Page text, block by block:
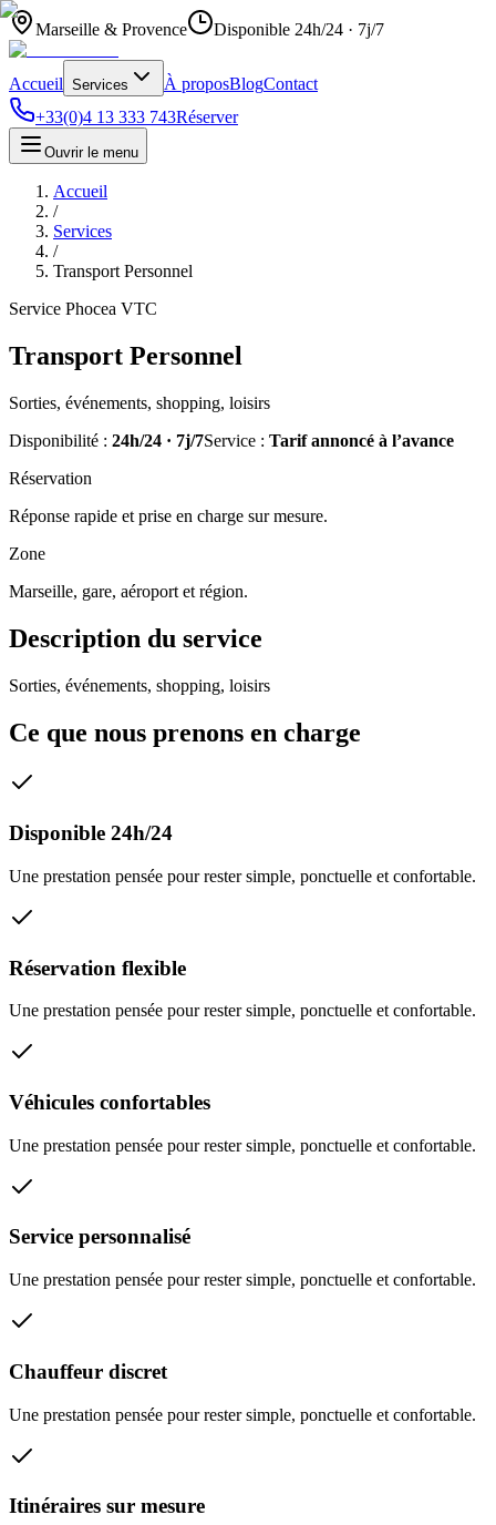
Marseille & Provence Disponible 24h/24 · 7j/7
Accueil Services À proposBlogContact
+33(0)4 13 333 743Réserver
Ouvrir le menu
Accueil
/
Services
/
Transport Personnel
Service Phocea VTC
Transport Personnel
Sorties, événements, shopping, loisirs
Disponibilité : 24h/24 · 7j/7Service : Tarif annoncé à l’avance
Réservation
Réponse rapide et prise en charge sur mesure.
Zone
Marseille, gare, aéroport et région.
Description du service
Sorties, événements, shopping, loisirs
Ce que nous prenons en charge
Disponible 24h/24
Une prestation pensée pour rester simple, ponctuelle et confortable.
Réservation flexible
Une prestation pensée pour rester simple, ponctuelle et confortable.
Véhicules confortables
Une prestation pensée pour rester simple, ponctuelle et confortable.
Service personnalisé
Une prestation pensée pour rester simple, ponctuelle et confortable.
Chauffeur discret
Une prestation pensée pour rester simple, ponctuelle et confortable.
Itinéraires sur mesure